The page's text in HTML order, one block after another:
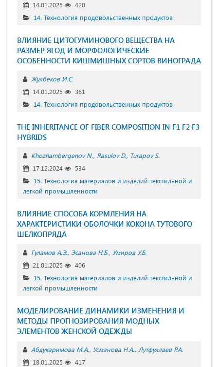
14.01.2025
420
14. Технология продовольственных продуктов
ВЛИЯНИЕ ЦИТОГУМИНОВОГО ВЕЩЕСТВА НА
РАЗМЕР ЯГОД И МОРФОЛОГИЧЕСКИЕ
ОСОБЕННОСТИ КИШМИШНЫХ СОРТОВ ВИНОГРАДА
Жулбеков И.С.
14.01.2025
361
14. Технология продовольственных продуктов
THE INHERITANCE OF FIBER COMPOSITION IN F1 F2 F3
HYBRIDS
Khozhambergenov N. Rasulov D. Turapov S.
17.12.2024
534
15. Технология материалов и изделий текстильной и
легкой промышленности
ВЛИЯНИЕ СПОСОБА КОРМЛЕНИЯ НА
ХАРАКТЕРИСТИКИ ОБОЛОЧКИ КОКОНА ТУТОВОГО
ШЕЛКОПРЯДА
Гуламов А.Э. Эсанова Н.Б. Умиров У.Б.
21.01.2025
406
15. Технология материалов и изделий текстильной и
легкой промышленности
МОДЕЛИРОВАНИЕ ДИНАМИКИ ИЗМЕНЕНИЯ И
МЕТОДЫ ПРОГНОЗИРОВАНИЯ МОДНЫХ
ЭЛЕМЕНТОВ ЖЕНСКОЙ ОДЕЖДЫ
Абдукаримова М.А. Усманова Н.А. Лутфуллаев Р.А.
18.01.2025
417